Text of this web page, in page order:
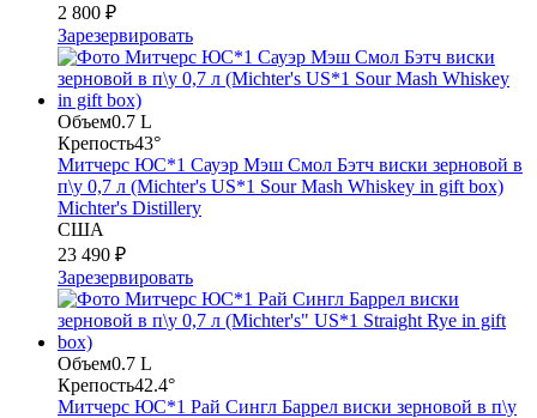
2 800 ₽
Зарезервировать
Объем0.7 L
Крепость43°
Митчерс ЮС*1 Сауэр Мэш Смол Бэтч виски зерновой в
п\у 0,7 л (Michter's US*1 Sour Mash Whiskey in gift box)
Michter's Distillery
США
23 490 ₽
Зарезервировать
Объем0.7 L
Крепость42.4°
Митчерс ЮС*1 Рай Сингл Баррел виски зерновой в п\у